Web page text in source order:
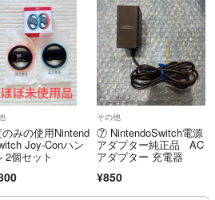
みの使用Nintend
Joy-Conハン
2個セット
その他
⑦ NintendoSwitch電源
アダプター純正品 AC
アダプター 充電器
¥850